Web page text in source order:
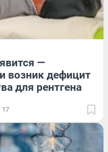
—
возник дефицит
для рентгена
17